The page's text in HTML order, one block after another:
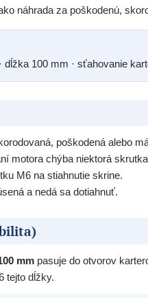
náhrada za poškodenú,
dĺžka 100 mm · sťahovanie
poškodená alebo
motora chýba niektorá
M6 na stiahnutie skrine.
a nedá sa dotiahnuť.
mm pasuje do otvorov
tejto dĺžky.